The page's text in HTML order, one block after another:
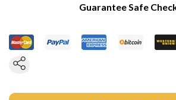
Guarantee Safe